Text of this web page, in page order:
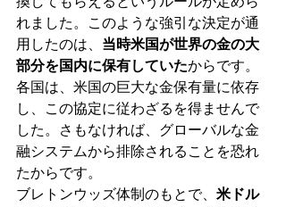
れました。このような強引な決定が通
用したのは、 当時米国が世界の金の大
部分を国内に保有していたからです。
各国は、米国の巨大な金保有量に依存
し、この協定に従わざるを得ませんで
した。さもなければ、グローバルな金
融システムから排除されることを恐れ
たからです。
ブレトンウッズ体制のもとで、 米ドル